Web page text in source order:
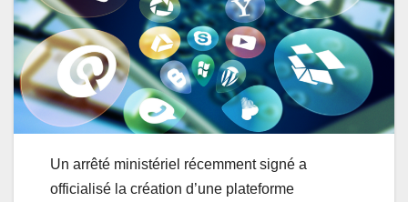
Un arrêté ministériel récemment signé a
officialisé la création d’une plateforme